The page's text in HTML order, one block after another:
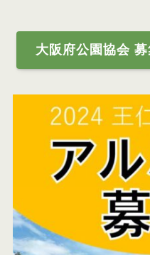
大阪府公園協会